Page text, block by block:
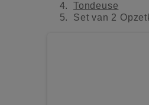
Tondeuse
Set van 2